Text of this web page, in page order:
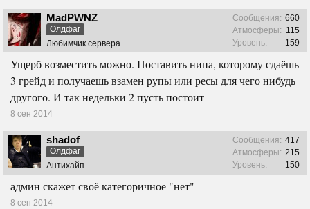
MadPWNZ
Олдфаг
Любимчик сервера
Сообщения: 660
Атмосферы: 115
Уровень:
159
Ущерб возместить можно. Поставить нипа, которому сдаёшь
3 грейд и получаешь взамен рупы или ресы для чего нибудь
другого. И так недельки 2 пусть постоит
8 сен 2014
shadof
Олдфаг
Антихайп
Сообщения: 417
Атмосферы: 215
Уровень:
150
админ скажет своё категоричное "нет"
8 сен 2014